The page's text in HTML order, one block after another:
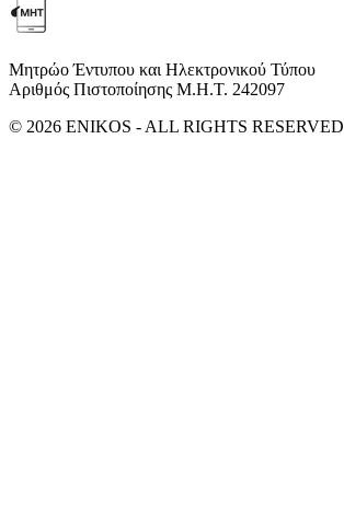
Μητρώο Έντυπου και Ηλεκτρονικού Τύπου
Αριθμός Πιστοποίησης Μ.Η.Τ. 242097
© 2026 ENIKOS - ALL RIGHTS RESERVED